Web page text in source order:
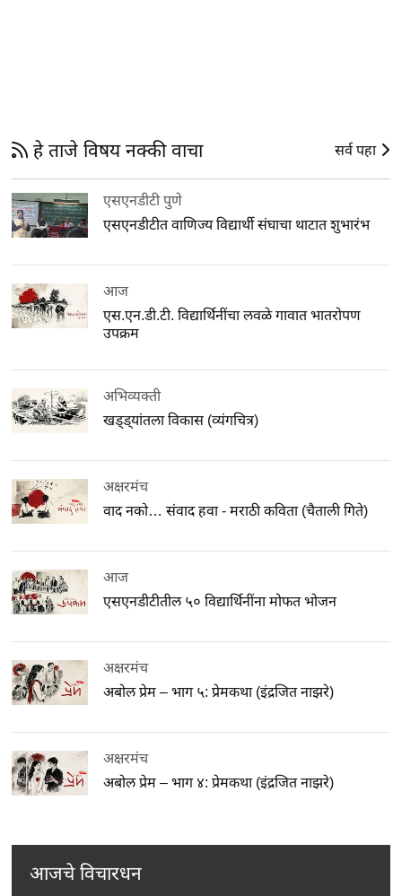
हे ताजे विषय नक्की वाचा सर्व पहा
एसएनडीटी पुणे
एसएनडीटीत वाणिज्य विद्यार्थी संघाचा थाटात शुभारंभ
आज
एस.एन.डी.टी. विद्यार्थिनींचा लवळे गावात भातरोपण
उपक्रम
अभिव्यक्ती
खड्ड्यांतला विकास (व्यंगचित्र)
अक्षरमंच
वाद नको… संवाद हवा - मराठी कविता (चैताली गिते)
आज
एसएनडीटीतील ५० विद्यार्थिनींना मोफत भोजन
अक्षरमंच
अबोल प्रेम – भाग ५: प्रेमकथा (इंद्रजित नाझरे)
अक्षरमंच
अबोल प्रेम – भाग ४: प्रेमकथा (इंद्रजित नाझरे)
आजचे विचारधन